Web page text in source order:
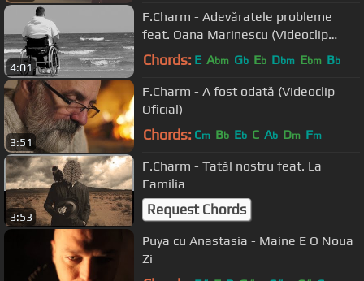
4:01
F.Charm - Adevăratele probleme
feat. Oana Marinescu (Videoclip
Oficial)
Chords: E Abm Gb Eb Dbm Ebm Bb
3:51
F.Charm - A fost odată (Videoclip
Oficial)
Chords: Cm Bb Eb C Ab Dm Fm
3:53
F.Charm - Tatăl nostru feat. La
Familia
Request Chords
Puya cu Anastasia - Maine E O Noua
Zi